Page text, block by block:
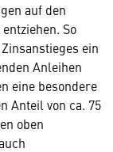
auf den
So
ein
Anleihen
eine besondere
Anteil von ca. 75
oben